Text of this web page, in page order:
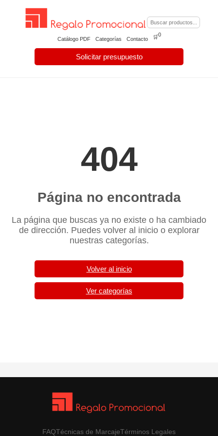
Catálogo PDF Categorías Contacto
Solicitar presupuesto
🛒0
404
Página no encontrada
La página que buscas ya no existe o ha cambiado
de dirección. Puedes volver al inicio o explorar
nuestras categorías.
Volver al inicio
Ver categorías
FAQTécnicas de MarcajeTérminos Legales